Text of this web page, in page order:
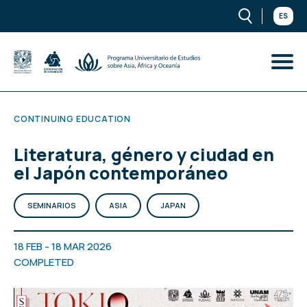
ES
CONTINUING EDUCATION
Literatura, género y ciudad en
el Japón contemporáneo
SEMINARIOS ASIA JAPAN
18 FEB - 18 MAR 2026
COMPLETED